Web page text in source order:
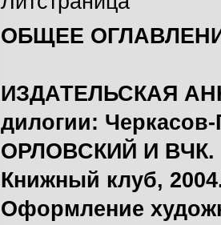
ОБЩЕЕ
ИЗДАТЕЛЬСКАЯ
дилогии: Черкасов-
ОРЛОВСКИЙ И ВЧК.
Книжный клуб,
Оформление